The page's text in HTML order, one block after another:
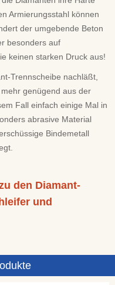
Armierungsstahl können
der umgebende Beton
besonders auf
keinen starken Druck aus!
Trennscheibe nachläßt,
genügend aus der
Fall einfach einige Mal in
abrasive Material
Bindemetall
den Diamant-
und